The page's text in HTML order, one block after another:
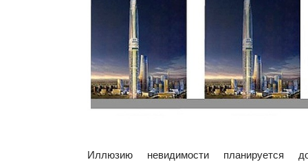
Иллюзию невидимости планируется